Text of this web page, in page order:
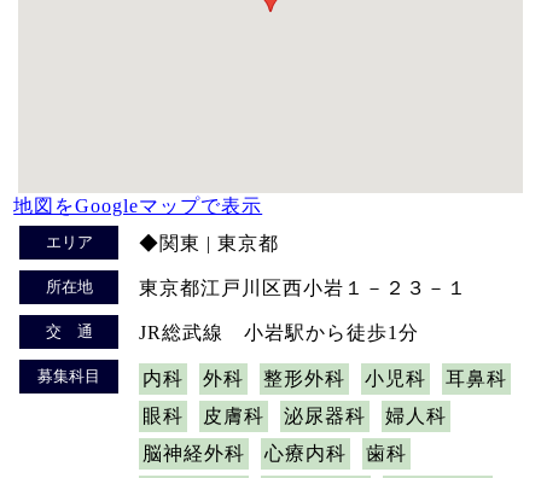
地図をGoogleマップで表示
エリア ◆関東 | 東京都
所在地 東京都江戸川区西小岩１－２３－１
交 通 JR総武線 小岩駅から徒歩1分
募集科目 内科 外科 整形外科 小児科
耳鼻科
眼科
皮膚科 泌尿器科
婦人科
脳神経外科
心療内科
歯科